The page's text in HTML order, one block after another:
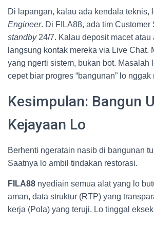
Di lapangan, kalau ada kendala teknis,
Engineer. Di FILA88, ada tim Customer
standby24/7. Kalau deposit macet atau
langsung kontak mereka via Live Chat.
yang ngerti sistem, bukan bot. Masalah
cepet biar progres “bangunan” lo nggak
Kesimpulan: Bangun
Kejayaan Lo
Berhenti ngeratain nasib di bangunan
Saatnya lo ambil tindakan restorasi.
FILA88 nyediain semua alat yang lo
aman, data struktur (RTP) yang
kerja (Pola) yang teruji. Lo tinggal